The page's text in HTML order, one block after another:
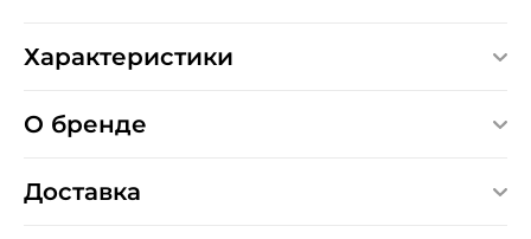
Характеристики
О бренде
Доставка